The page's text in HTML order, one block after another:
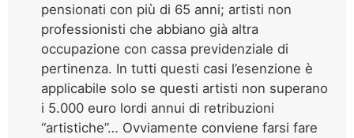
pensionati con più di 65 anni; artisti non
professionisti che abbiano già altra
occupazione con cassa previdenziale di
pertinenza. In tutti questi casi l’esenzione è
applicabile solo se questi artisti non superano
i 5.000 euro lordi annui di retribuzioni
“artistiche”… Ovviamente conviene farsi fare